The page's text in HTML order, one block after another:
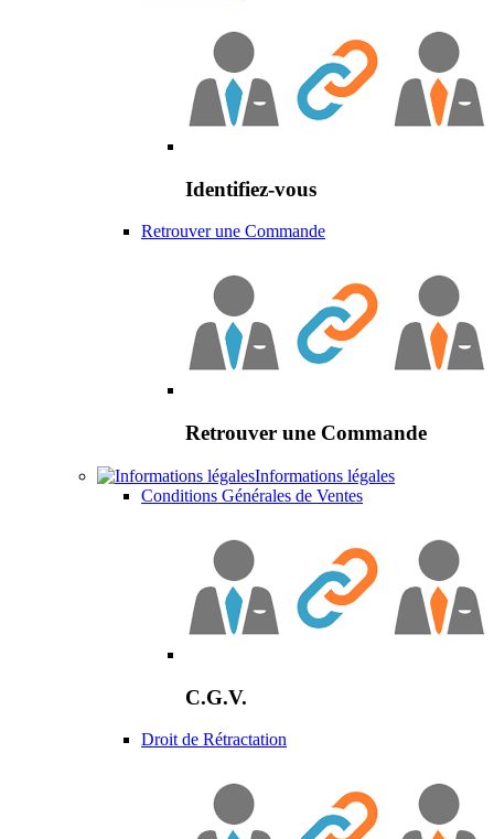
Identifiez-vous
Retrouver une Commande
Retrouver une Commande
Informations légales
Conditions Générales de Ventes
C.G.V.
Droit de Rétractation